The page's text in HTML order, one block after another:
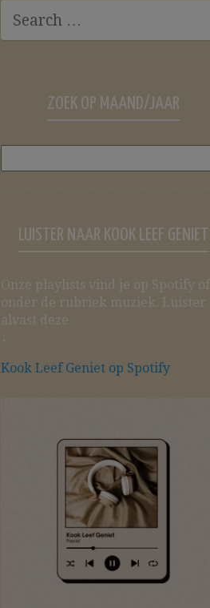
ZOEK OP MAAND/JAAR
LUISTER NAAR KOOK LEEF GENIET
Onze playlists vind je op Spotify of
onder de rubriek muziek. Luister
alvast deze
↓
Kook Leef Geniet op Spotify